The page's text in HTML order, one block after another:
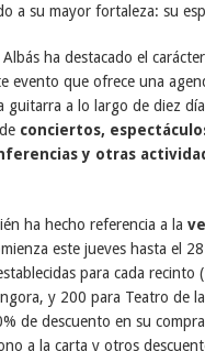
a su mayor fortaleza: su
ha destacado el
evento que ofrece una
guitarra a lo largo de diez
conciertos,
y otras
ha hecho referencia a la
este jueves hasta el
para cada recinto
y 200 para Teatro de
de descuento en su
a la carta y otros